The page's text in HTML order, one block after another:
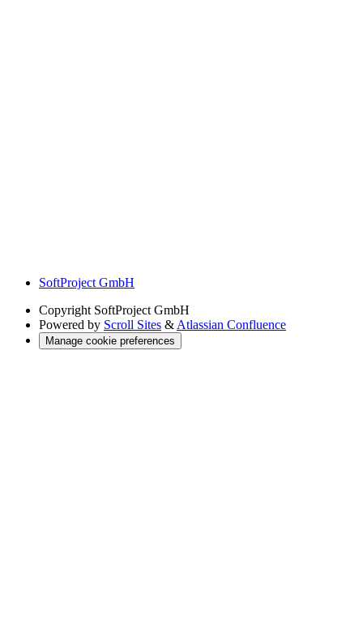
SoftProject GmbH
Copyright SoftProject GmbH
Powered by Scroll Sites & Atlassian Confluence
Manage cookie preferences